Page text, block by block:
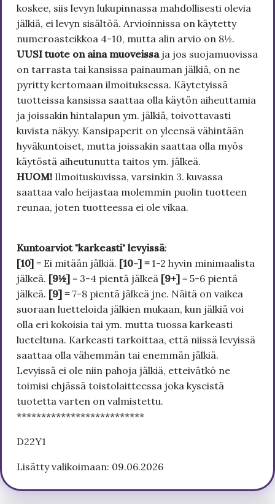
koskee, siis levyn lukupinnassa mahdollisesti olevia
jälkiä, ei levyn sisältöä. Arvioinnissa on käytetty
numeroasteikkoa 4-10, mutta alin arvio on 8½.
UUSI tuote on aina muoveissa ja jos suojamuovissa
on tarrasta tai kansissa painauman jälkiä, on ne
pyritty kertomaan ilmoituksessa. Käytetyissä
tuotteissa kansissa saattaa olla käytön aiheuttamia
ja joissakin hintalapun ym. jälkiä, toivottavasti
kuvista näkyy. Kansipaperit on yleensä vähintään
hyväkuntoiset, mutta joissakin saattaa olla myös
käytöstä aiheutunutta taitos ym. jälkeä.
HUOM! Ilmoituskuvissa, varsinkin 3. kuvassa
saattaa valo heijastaa molemmin puolin tuotteen
reunaa, joten tuotteessa ei ole vikaa.
Kuntoarviot "karkeasti" levyissä:
[10] = Ei mitään jälkiä. [10-] = 1-2 hyvin minimaalista
jälkeä. [9½] = 3-4 pientä jälkeä [9+] = 5-6 pientä
jälkeä. [9] = 7-8 pientä jälkeä jne. Näitä on vaikea
suoraan luetteloida jälkien mukaan, kun jälkiä voi
olla eri kokoisia tai ym. mutta tuossa karkeasti
lueteltuna. Karkeasti tarkoittaa, että niissä levyissä
saattaa olla vähemmän tai enemmän jälkiä.
Levyissä ei ole niin pahoja jälkiä, etteivätkö ne
toimisi ehjässä toistolaitteessa joka kyseistä
tuotetta varten on valmistettu.
**************************
D22Y1
Lisätty valikoimaan: 09.06.2026